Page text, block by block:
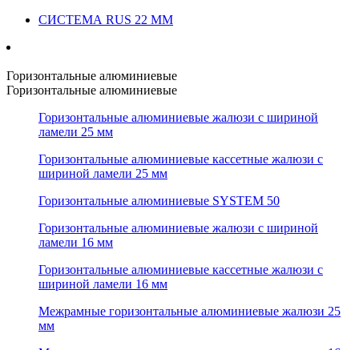
СИСТЕМА RUS 22 ММ
Горизонтальные алюминиевые
Горизонтальные алюминиевые
Горизонтальные алюминиевые жалюзи с шириной
ламели 25 мм
Горизонтальные алюминиевые кассетные жалюзи с
шириной ламели 25 мм
Горизонтальные алюминиевые SYSTEM 50
Горизонтальные алюминиевые жалюзи с шириной
ламели 16 мм
Горизонтальные алюминиевые кассетные жалюзи с
шириной ламели 16 мм
Межрамные горизонтальные алюминиевые жалюзи 25
мм